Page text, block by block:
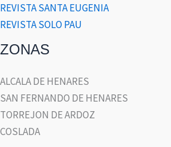
REVISTA SANTA EUGENIA
REVISTA SOLO PAU
ZONAS
ALCALA DE HENARES
SAN FERNANDO DE HENARES
TORREJON DE ARDOZ
COSLADA